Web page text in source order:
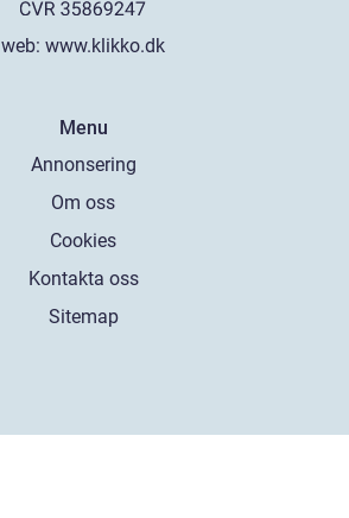
web: www.klikko.dk
Menu
Annonsering
Om oss
Cookies
Kontakta oss
Sitemap